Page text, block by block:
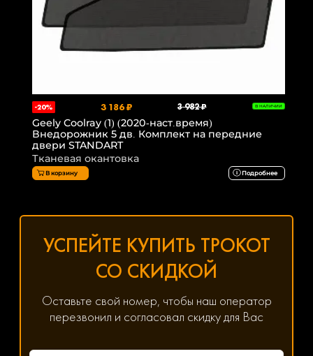
-20% 3 186 ₽ 3 982 ₽ В НАЛИЧИИ
Geely Coolray (1) (2020-наст.время)
Внедорожник 5 дв. Комплект на передние
двери STANDART
Тканевая окантовка
В корзину Подробнее
УСПЕЙТЕ КУПИТЬ ТРОКОТ
СО СКИДКОЙ
Оставьте свой номер, чтобы наш оператор
перезвонил и согласовал скидку для Вас